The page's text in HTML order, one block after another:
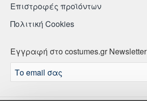
Επιστροφές προϊόντων
Πολιτική Cookies
Εγγραφή στο costumes.gr Newsletter
email